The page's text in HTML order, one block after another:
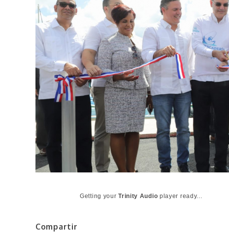
Getting yourTrinity Audio player ready...
Compartir